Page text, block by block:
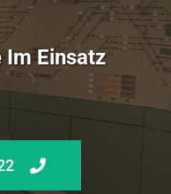
Im Einsatz